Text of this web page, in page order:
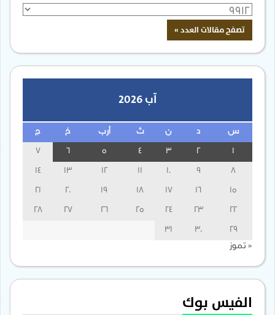
آب 2026
س ن ث أرب خ ج
3
13
14
15
16
17
18
19
20
21
22
23
24
25
26
27
28
29
30
31
« تموز
الفيس بوك